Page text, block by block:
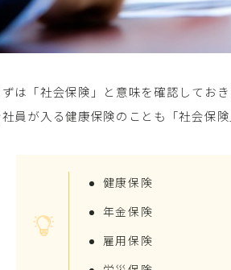
ずは「社会保険」と意味を確認してお
員が入る健康保険のことも「社会保
健康保険
年金保険
雇用保険